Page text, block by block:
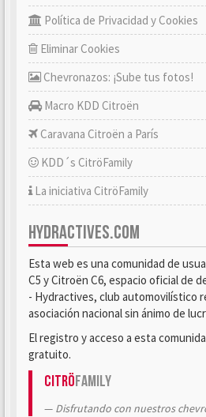
Política de Privacidad y Cookies
Eliminar Cookies
Chevronazos: ¡Sube tus fotos!
Macro KDD Citroën
Caravana Citroën a París
KDD´s CitröFamily
La iniciativa CitröFamily
HYDRACTIVES.COM
Esta web es una comunidad de
C5 y Citroën C6, espacio oficial de
- Hydractives, club automovilístico
asociación nacional sin ánimo de
El registro y acceso a esta
gratuito.
CitröFamily
Disfrutando con nuestros